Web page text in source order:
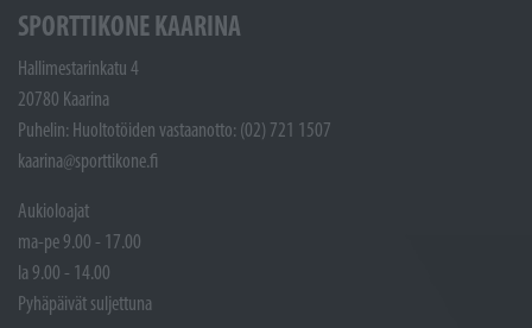
SPORTTIKONE KAARINA
Hallimestarinkatu 4
20780 Kaarina
Puhelin: Huoltotöiden vastaanotto: (02) 721 1507
kaarina@sporttikone.fi
Aukioloajat
ma-pe 9.00 - 17.00
la 9.00 - 14.00
Pyhäpäivät suljettuna